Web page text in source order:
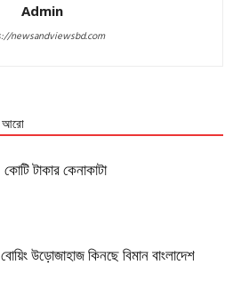
Admin
newsandviewsbd.com
আরো
টাকার কেনাকাটা
উড়োজাহাজ কিনছে বিমান বাংলাদেশ